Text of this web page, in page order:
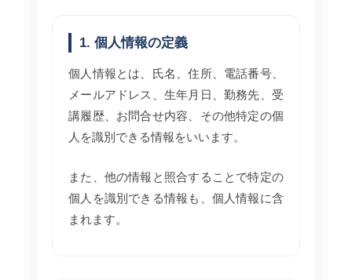
1. 個人情報の定義
個人情報とは、氏名、住所、電話番号、
メールアドレス、生年月日、勤務先、受
講履歴、お問合せ内容、その他特定の個
人を識別できる情報をいいます。
また、他の情報と照合することで特定の
個人を識別できる情報も、個人情報に含
まれます。